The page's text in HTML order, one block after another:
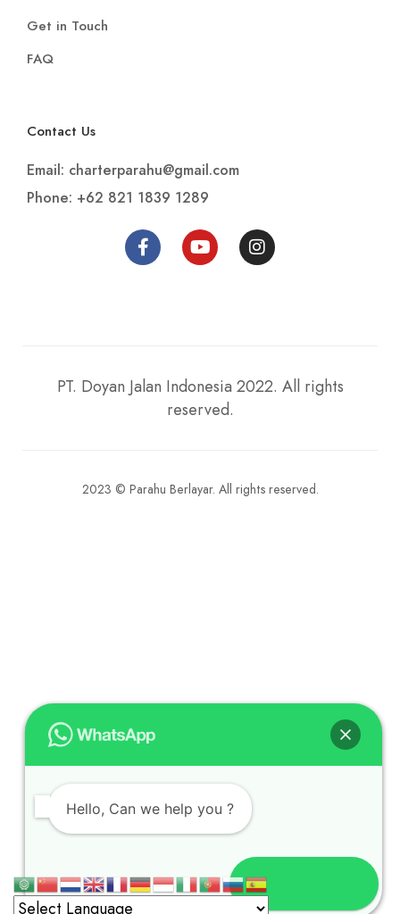
Get in Touch
FAQ
Contact Us
Email: charterparahu@gmail.com
Phone: +62 821 1839 1289
PT. Doyan Jalan Indonesia 2022. All rights
reserved.
2023 © Parahu Berlayar. All rights reserved.
Hello, Can we help you ?
Open chat